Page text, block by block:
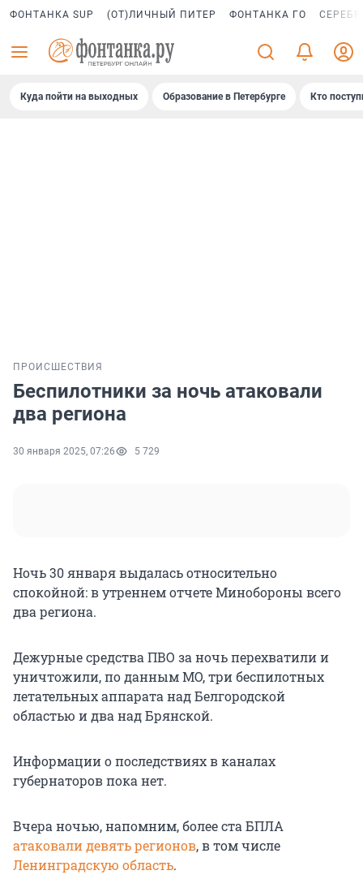
ФОНТАНКА SUP (ОТ)ЛИЧНЫЙ ПИТЕР ФОНТАНКА ГО
Куда пойти на выходных Образование в Петербурге Кто
ПРОИСШЕСТВИЯ
Беспилотники за ночь атаковали
два региона
30 января 2025, 07:26 5 729
Ночь 30 января выдалась относительно
спокойной: в утреннем отчете Минобороны всего
два региона.
Дежурные средства ПВО за ночь перехватили и
уничтожили, по данным МО, три беспилотных
летательных аппарата над Белгородской
областью и два над Брянской.
Информации о последствиях в каналах
губернаторов пока нет.
Вчера ночью, напомним, более ста БПЛА
атаковали девять регионов, в том числе
Ленинградскую область.